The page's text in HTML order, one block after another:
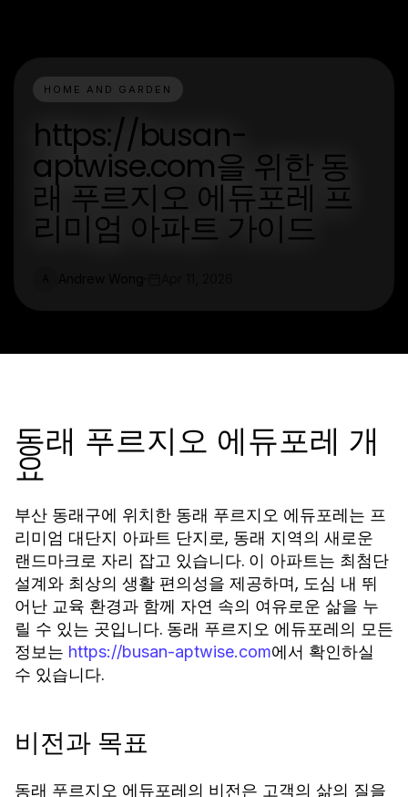
HOME AND GARDEN
https://busan-
aptwise.com을 위한 동
래 푸르지오 에듀포레 프
리미엄 아파트 가이드
동래 푸르지오 에듀포레 개
요
부산 동래구에 위치한 동래 푸르지오 에듀포레는 프
리미엄 대단지 아파트 단지로, 동래 지역의 새로운
랜드마크로 자리 잡고 있습니다. 이 아파트는 최첨단
설계와 최상의 생활 편의성을 제공하며, 도심 내 뛰
어난 교육 환경과 함께 자연 속의 여유로운 삶을 누
릴 수 있는 곳입니다. 동래 푸르지오 에듀포레의 모든
정보는 https://busan-aptwise.com에서 확인하실
수 있습니다.
비전과 목표
동래 푸르지오 에듀포레의 비전은 고객의 삶의 질을